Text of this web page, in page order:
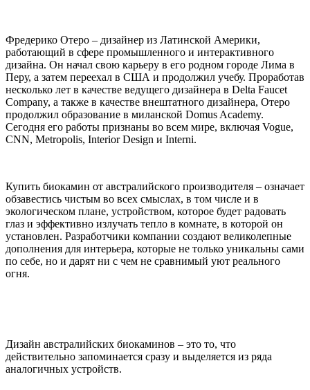
Фредерико Отеро – дизайнер из Латинской Америки,
работающий в сфере промышленного и интерактивного
дизайна. Он начал свою карьеру в его родном городе Лима в
Перу, а затем переехал в США и продолжил учебу. Проработав
несколько лет в качестве ведущего дизайнера в Delta Faucet
Company, а также в качестве внештатного дизайнера, Отеро
продолжил образование в миланской Domus Academy.
Сегодня его работы признаны во всем мире, включая Vogue,
CNN, Metropolis, Interior Design и Interni.
Купить биокамин от австралийского производителя – означает
обзавестись чистым во всех смыслах, в том числе и в
экологическом плане, устройством, которое будет радовать
глаз и эффективно излучать тепло в комнате, в которой он
установлен. Разработчики компании создают великолепные
дополнения для интерьера, которые не только уникальны сами
по себе, но и дарят ни с чем не сравнимый уют реального
огня.
Дизайн австралийских биокаминов – это то, что
действительно запоминается сразу и выделяется из ряда
аналогичных устройств.